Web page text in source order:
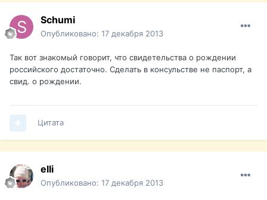
Schumi
Опубликовано: 17 декабря 2013
Так вот знакомый говорит, что свидетельства о рождении
российского достаточно. Сделать в консульстве не паспорт, а
свид. о рождении.
Цитата
elli
Опубликовано: 17 декабря 2013